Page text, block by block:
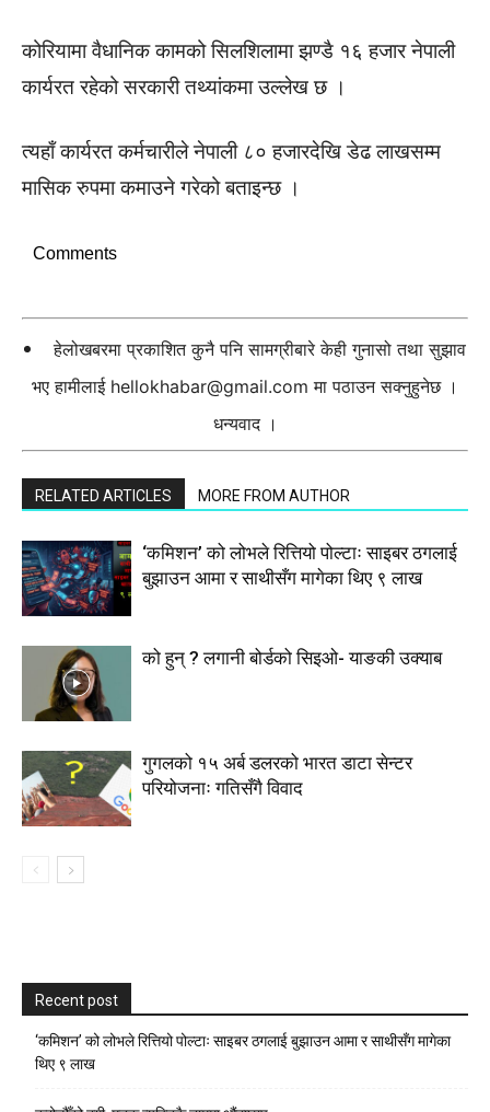
कोरियामा वैधानिक कामको सिलशिलामा झण्डै १६ हजार नेपाली
कार्यरत रहेको सरकारी तथ्यांकमा उल्लेख छ ।
त्यहाँ कार्यरत कर्मचारीले नेपाली ८० हजारदेखि डेढ लाखसम्म
मासिक रुपमा कमाउने गरेको बताइन्छ ।
Comments
हेलोखबरमा प्रकाशित कुनै पनि सामग्रीबारे केही गुनासो तथा सुझाव
भए हामीलाई hellokhabar@gmail.com मा पठाउन सक्नुहुनेछ ।
धन्यवाद ।
RELATED ARTICLES MORE FROM AUTHOR
‘कमिशन’ को लोभले रित्तियो पोल्टाः साइबर ठगलाई
बुझाउन आमा र साथीसँग मागेका थिए ९ लाख
को हुन् ? लगानी बोर्डको सिइओ- याङकी उक्याब
गुगलको १५ अर्ब डलरको भारत डाटा सेन्टर
परियोजनाः गतिसँगै विवाद
Recent post
‘कमिशन’ को लोभले रित्तियो पोल्टाः साइबर ठगलाई बुझाउन आमा र साथीसँग मागेका
थिए ९ लाख